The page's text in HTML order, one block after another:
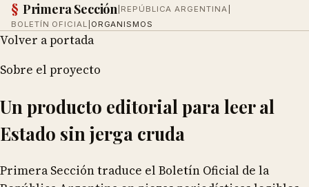
§ Primera Sección REPÚBLICA ARGENTINA
BOLETÍN OFICIAL ORGANISMOS
Volver a portada
Sobre el proyecto
Un producto editorial para leer al
Estado sin jerga cruda
Primera Sección traduce el Boletín Oficial de la